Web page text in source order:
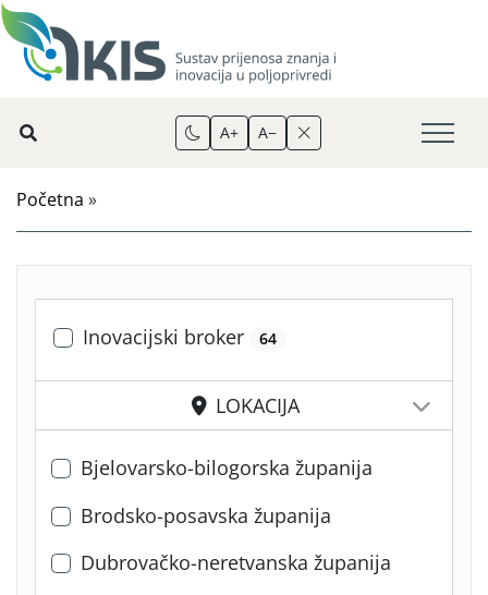
A+ A−
Početna »
Inovacijski broker 64
LOKACIJA
Bjelovarsko-bilogorska županija
Brodsko-posavska županija
Dubrovačko-neretvanska županija